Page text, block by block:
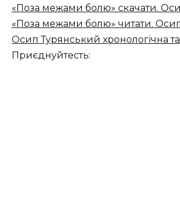
«Поза межами болю» скачати.
«Поза межами болю» читати.
Осип Турянський хронологічна
Приєднуйтесть: